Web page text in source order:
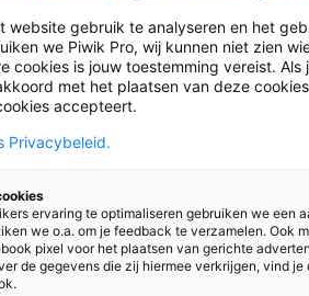
website gebruik te analyseren en het
we Piwik Pro, wij kunnen niet zien
cookies is jouw toestemming vereist. Als
met het plaatsen van deze
accepteert.
Privacybeleid.
ervaring te optimaliseren gebruiken we een
we o.a. om je feedback te verzamelen. Ook
pixel voor het plaatsen van gerichte
de gegevens die zij hiermee verkrijgen, vind je